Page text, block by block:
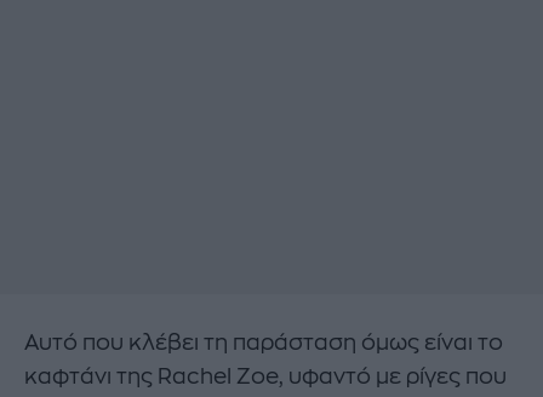
Αυτό που κλέβει τη παράσταση όμως είναι το
καφτάνι της Rachel Zoe, υφαντό με ρίγες που